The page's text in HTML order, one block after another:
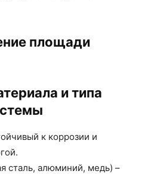
площади
и типа
к коррозии и
сталь, алюминий, медь) –